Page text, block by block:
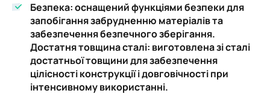
Безпека: оснащений функціями безпеки для
запобігання забрудненню матеріалів та
забезпечення безпечного зберігання.
Достатня товщина сталі: виготовлена зі сталі
достатньої товщини для забезпечення
цілісності конструкції і довговічності при
інтенсивному використанні.